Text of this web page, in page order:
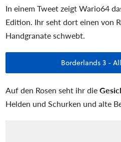
In einem Tweet zeigt Wario64
Edition. Ihr seht dort einen von
Handgranate schwebt.
Borderlands 3 -
Auf den Rosen seht ihr die
Helden und Schurken und alte